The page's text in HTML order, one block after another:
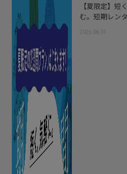
【夏限定】短
む。短期レン
2026.06.01